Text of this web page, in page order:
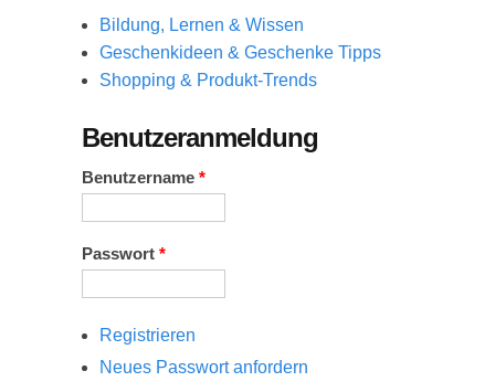
Bildung, Lernen & Wissen
Geschenkideen & Geschenke Tipps
Shopping & Produkt-Trends
Benutzeranmeldung
Benutzername *
Passwort *
Registrieren
Neues Passwort anfordern